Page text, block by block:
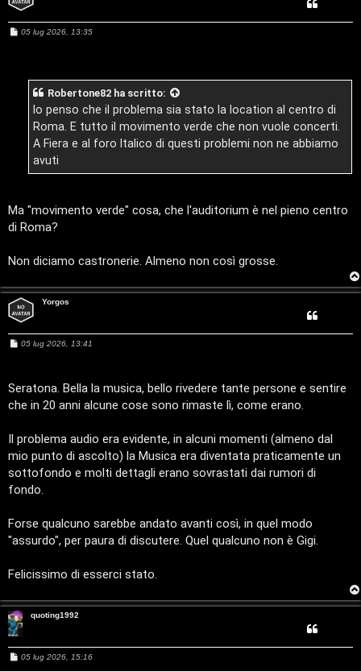
a
t
C
r
c
a
F
Q
M05 lug 2026, 13:35
Robertone82 ha scritto:
Io penso che il problema sia stato la location al centro di
Roma. E tutto il movimento verde che non vuole concerti.
A Fiera e al foro Italico di questi problemi non ne abbiamo
avuti
Ma "movimento verde" cosa, che l'auditorium è nel pieno centro
di Roma?
Non diciamo castronerie. Almeno non così grosse.
Yorgos
M
a
g
g
05 lug 2026, 13:41
Seratona. Bella la musica, bello rivedere tante persone e sentire
che in 20 anni alcune cose sono rimaste lì, come erano.
Il problema audio era evidente, in alcuni momenti (almeno dal
mio punto di ascolto) la Musica era diventata praticamente un
sottofondo e molti dettagli erano sovrastati dai rumori di
fondo.
Forse qualcuno sarebbe andato avanti così, in quel modo
"assurdo", per paura di discutere. Quel qualcuno non è Gigi.
Felicissimo di esserci stato.
quoting1992
M05 lug 2026, 15:16
s
/
i
n
i
l
i
/
D
i
g
i
t
a
l
S
t